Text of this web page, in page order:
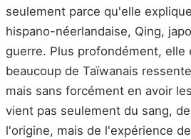
seulement parce qu'elle
hispano-néerlandaise, Qing,
guerre. Plus profondément, elle
beaucoup de Taïwanais
mais sans forcément en avoir
vient pas seulement du sang,
l'origine, mais de l'expérience